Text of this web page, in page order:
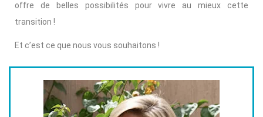
offre de belles possibilités pour vivre au mieux cette
transition !
Et c’est ce que nous vous souhaitons !